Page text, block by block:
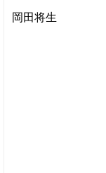
岡田将生